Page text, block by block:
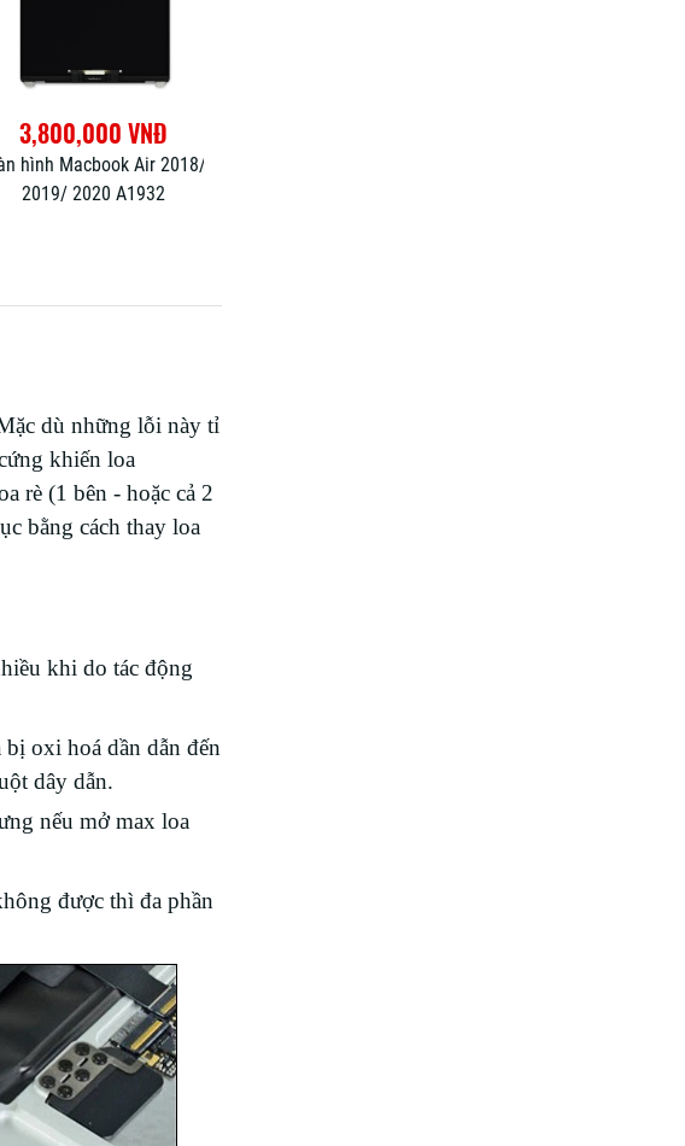
3,000,000 VNĐ
2,000,000 VNĐ
Màn hình Macbook Air
dù những lỗi này tỉ
khiến loa
rè (1 bên - hoặc cả 2
bằng cách thay loa
khi do tác động
oxi hoá dần dẫn đến
dây dẫn.
nếu mở max loa
được thì đa phần